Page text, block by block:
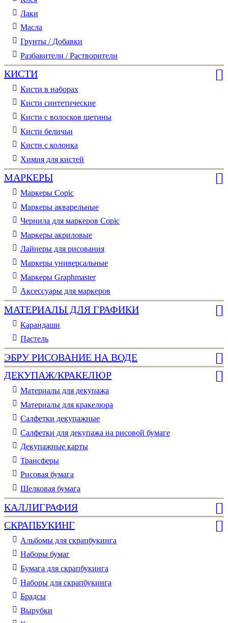
Лаки
Масла
Грунты / Добавки
Разбавители / Растворители
КИСТИ
Кисти в наборах
Кисти синтетические
Кисти с волосков щетины
Кисти беличьи
Кисти с колонка
Химия для кистей
МАРКЕРЫ
Маркеры Copic
Маркеры акварельные
Чернила для маркеров Copic
Маркеры акриловые
Лайнеры для рисования
Маркеры универсальные
Маркеры Graphmaster
Аксессуары для маркеров
МАТЕРИАЛЫ ДЛЯ ГРАФИКИ
Карандаши
Пастель
ЭБРУ РИСОВАНИЕ НА ВОДЕ
ДЕКУПАЖ/КРАКЕЛЮР
Материалы для декупажа
Материалы для кракелюра
Cалфетки декупажные
Салфетки для декупажа на рисовой бумаге
Декупажные карты
Трансферы
Рисовая бумага
Шелковая бумага
КАЛЛИГРАФИЯ
СКРАПБУКИНГ
Альбомы для скрапбукинга
Наборы бумаг
Бумага для скрапбукинга
Наборы для скрапбукинга
Брадсы
Вырубки